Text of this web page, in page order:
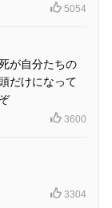
5054
が自分たちの
だけになって
3600
3304